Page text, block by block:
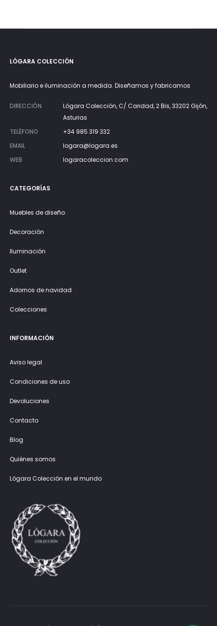
LÓGARA COLECCIÓN
Mobiliario e iluminación a medida. Diseñamos y fabricamos
DIRECCIÓN
Lógara Colección, C/ Caridad, 2 Bis, 33202 Gijón,
Asturias
TELÉFONO
+34 985 319 332
EMAIL
logara@logara.es
WEB
logaracoleccion.com
CATEGORÍAS
Muebles de diseño
Decoración
Iluminación
Outlet
Adornos de navidad
Colecciones
INFORMACIÓN
Aviso legal
Condiciones de uso
Devoluciones
Contacto
Blog
Quiénes somos
Lógara Colección en el mundo